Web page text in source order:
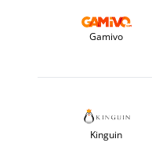
Gamivo
Kinguin